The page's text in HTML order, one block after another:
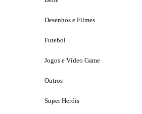
Desenhos e Filmes
Futebol
Jogos e Vídeo Game
Outros
Super Heróis